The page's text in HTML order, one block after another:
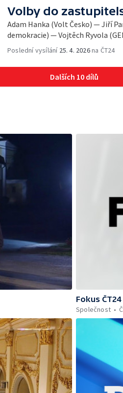
Volby do
Adam Hanka (Volt Česko) — Jiří
demokracie) — Vojtěch Ryvola
Poslední vysílání 25. 4. 2026na ČT24
Dalších 10 dílů
Fokus ČT24
Společnost